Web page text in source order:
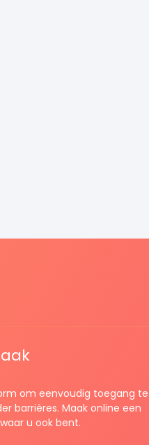
om eenvoudig toegang te
barrières. Maak online een
u ook bent.